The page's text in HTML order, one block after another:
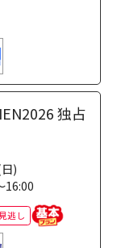
独占
)
16:00
逃し